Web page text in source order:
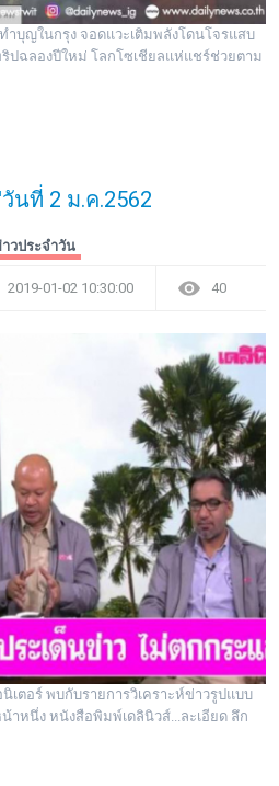
ำบุญในกรุง จอดแวะเติมพลังโดนโจรแสบ
ปฉลองปีใหม่ โลกโซเชียลแห่แชร์ช่วยตาม
นที่ 2 ม.ค.2562
วประจำวัน
2019-01-02 10:30:00 40
ตอร์ พบกับรายการวิเคราะห์ข่าวรูปแบบ
หนึ่ง หนังสือพิมพ์เดลินิวส์...ละเอียด ลึก